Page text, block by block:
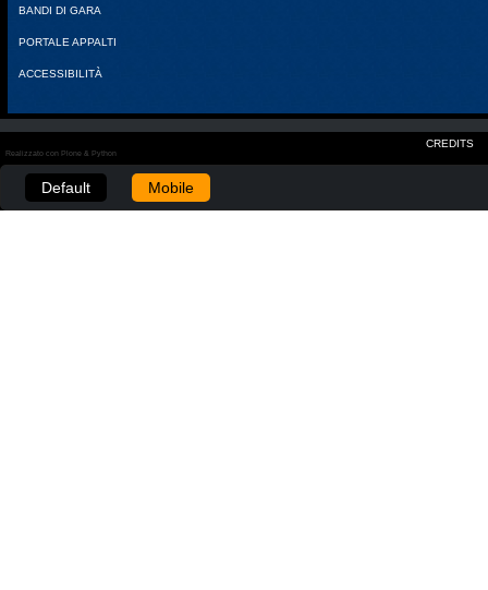
BANDI DI GARA
PORTALE APPALTI
ACCESSIBILITÀ
CREDITS
Realizzato con Plone & Python
Default Mobile